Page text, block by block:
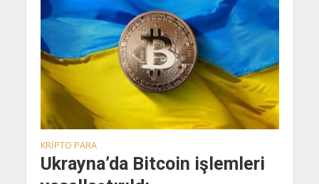
KRIPTO PARA
Ukrayna’da Bitcoin işlemleri